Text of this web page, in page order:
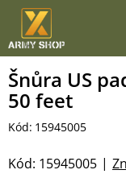
Přejít
obsah
Šnůra US
50 feet
Kód: 15945005
Kód: 15945005